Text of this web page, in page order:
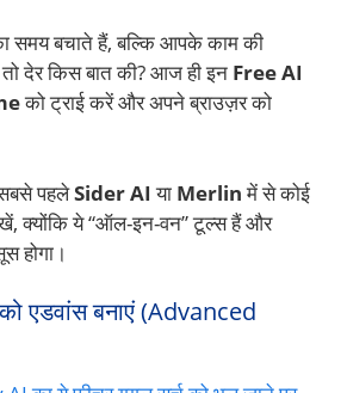
बचाते हैं, बल्कि आपके काम की
तो देर किस बात की? आज ही इन Free AI
को ट्राई करें और अपने ब्राउज़र को
पहलेSider AI या Merlinमें से कोई
क्योंकि ये “ऑल-इन-वन” टूल्स हैं और
होगा।
एडवांस बनाएं (Advanced